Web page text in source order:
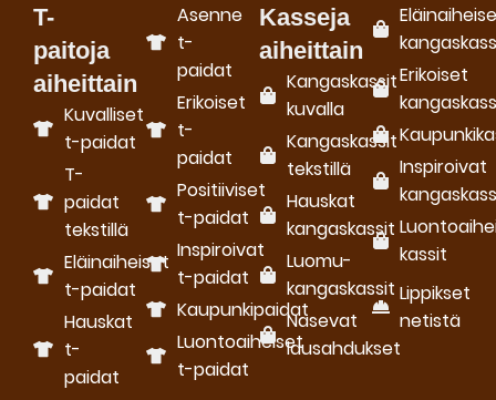
T-
paitoja
aiheittain
Kuvalliset
t-paidat
T-
paidat
tekstillä
Eläinaiheiset
t-paidat
Hauskat
t-
paidat
Asenne
t-
paidat
Erikoiset
t-
paidat
Positiiviset
t-paidat
Inspiroivat
t-paidat
Kaupunkipaidat
Luontoaiheiset
t-paidat
Kasseja
aiheittain
Kangaskassit
kuvalla
Kangaskassit
tekstillä
Hauskat
kangaskassit
Luomu­
kangaskassit
Nasevat
lausahdukset
Erikoiset
Inspiroivat
kassit
Lippikset
netistä